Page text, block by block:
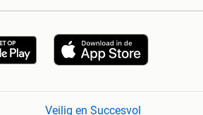
Veilig en Succesvol